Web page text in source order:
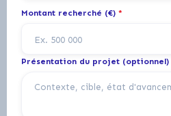
Montant recherché (€) *
Présentation du projet (optionnel)